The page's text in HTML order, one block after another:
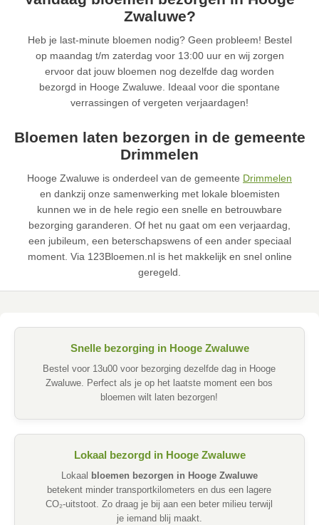
Zwaluwe?
Heb je last-minute bloemen nodig? Geen probleem! Bestel
op maandag t/m zaterdag voor 13:00 uur en wij zorgen
ervoor dat jouw bloemen nog dezelfde dag worden
bezorgd in Hooge Zwaluwe. Ideaal voor die spontane
verrassingen of vergeten verjaardagen!
Bloemen laten bezorgen in de gemeente
Drimmelen
Hooge Zwaluwe is onderdeel van de gemeente Drimmelen
en dankzij onze samenwerking met lokale bloemisten
kunnen we in de hele regio een snelle en betrouwbare
bezorging garanderen. Of het nu gaat om een verjaardag,
een jubileum, een beterschapswens of een ander speciaal
moment. Via 123Bloemen.nl is het makkelijk en snel online
geregeld.
Snelle bezorging in Hooge Zwaluwe
Bestel voor 13u00 voor bezorging dezelfde dag in Hooge
Zwaluwe. Perfect als je op het laatste moment een bos
bloemen wilt laten bezorgen!
Lokaal bezorgd in Hooge Zwaluwe
Lokaal
bloemen bezorgen in Hooge Zwaluwe
betekent minder transportkilometers en dus een lagere
CO₂-uitstoot. Zo draag je bij aan een beter milieu terwijl
je iemand blij maakt.